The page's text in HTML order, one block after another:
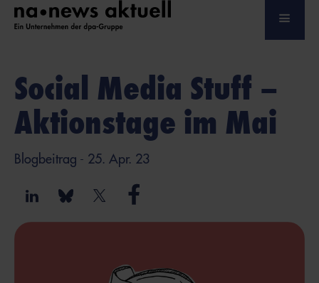
Social Media Stuff –
Aktionstage im Mai
Blogbeitrag - 25. Apr. 23